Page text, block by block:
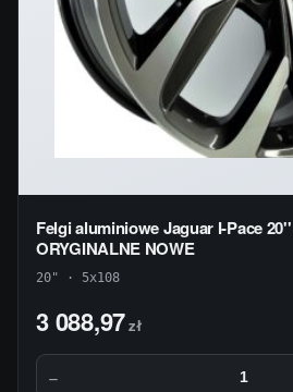
Felgi aluminiowe Jaguar I-Pace
ORYGINALNE NOWE
20" · 5x108
3 088,97zł
−